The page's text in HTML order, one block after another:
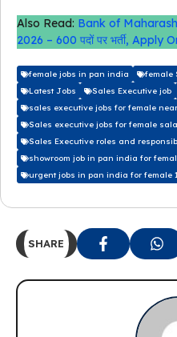
Also Read: Bank of
2026 – 600 पदों पर भर्ती, Apply
female jobs in pan india female
Latest Jobs
Sales Executive job
sales executive jobs for female
Sales executive jobs for female
Sales Executive roles and
showroom job in pan india for
urgent jobs in pan india for female
SHARE